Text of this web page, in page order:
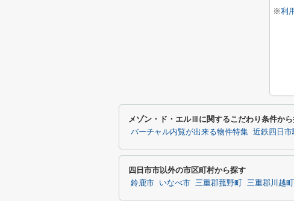
※利
メゾン・ド・エルⅢに関するこだわり条件か
バーチャル内覧が出来る物件特集 近鉄四日
四日市市以外の市区町村から探す
鈴鹿市 いなべ市 三重郡菰野町 三重郡川越町